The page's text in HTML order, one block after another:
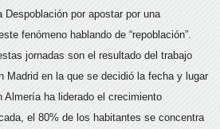
Despoblación por apostar por una
fenómeno hablando de “repoblación”.
jornadas son el resultado del trabajo
Madrid en la que se decidió la fecha y lugar
Almería ha liderado el crecimiento
el 80% de los habitantes se concentra